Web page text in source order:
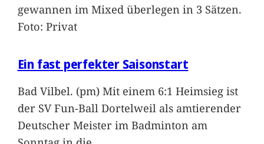
gewannen im Mixed überlegen in 3 Sätzen.
Foto: Privat
Ein fast perfekter Saisonstart
Bad Vilbel. (pm) Mit einem 6:1 Heimsieg ist
der SV Fun-Ball Dortelweil als amtierender
Deutscher Meister im Badminton am